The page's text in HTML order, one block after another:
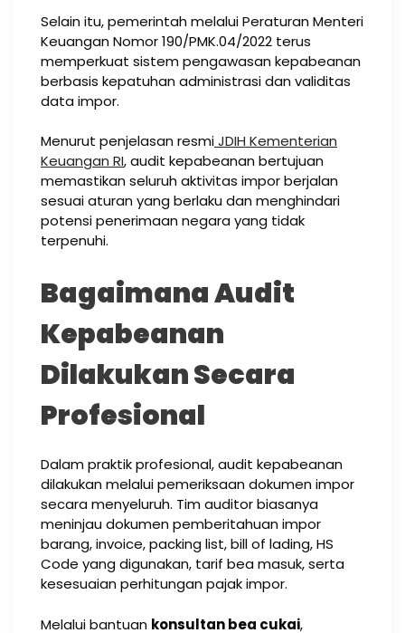
Selain itu, pemerintah melalui Peraturan Menteri
Keuangan Nomor 190/PMK.04/2022 terus
memperkuat sistem pengawasan kepabeanan
berbasis kepatuhan administrasi dan validitas
data impor.
Menurut penjelasan resmiJDIH Kementerian
Keuangan RI, audit kepabeanan bertujuan
memastikan seluruh aktivitas impor berjalan
sesuai aturan yang berlaku dan menghindari
potensi penerimaan negara yang tidak
terpenuhi.
Bagaimana Audit
Kepabeanan
Dilakukan Secara
Profesional
Dalam praktik profesional, audit kepabeanan
dilakukan melalui pemeriksaan dokumen impor
secara menyeluruh. Tim auditor biasanya
meninjau dokumen pemberitahuan impor
barang, invoice, packing list, bill of lading, HS
Code yang digunakan, tarif bea masuk, serta
kesesuaian perhitungan pajak impor.
Melalui bantuan konsultan bea cukai,